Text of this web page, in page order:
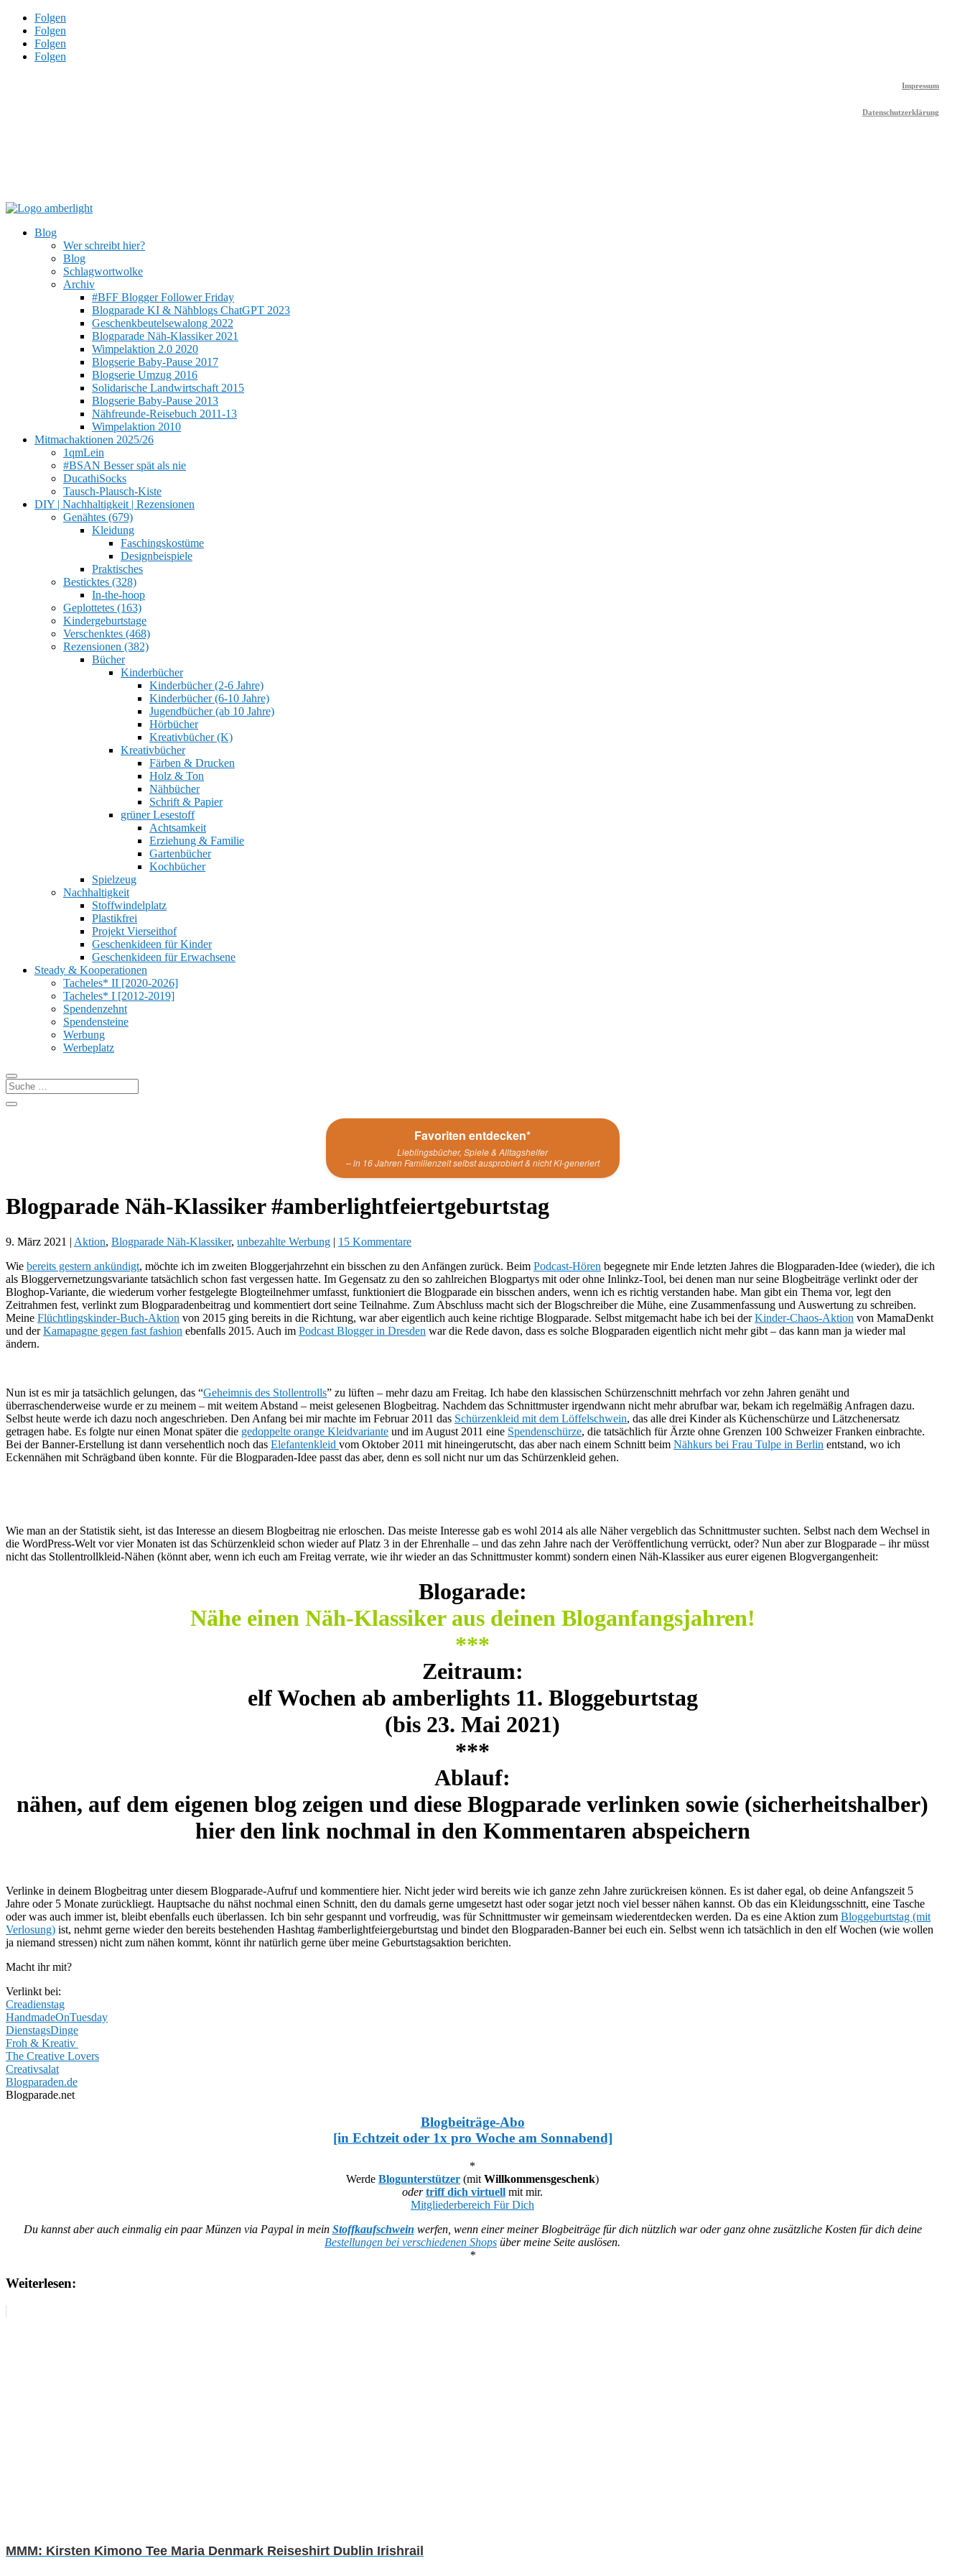
Folgen
Folgen
Folgen
Folgen
Impressum
Datenschutzerklärung
Blog
Wer schreibt hier?
Blog
Schlagwortwolke
Archiv
#BFF Blogger Follower Friday
Blogparade KI & Nähblogs ChatGPT 2023
Geschenkbeutelsewalong 2022
Blogparade Näh-Klassiker 2021
Wimpelaktion 2.0 2020
Blogserie Baby-Pause 2017
Blogserie Umzug 2016
Solidarische Landwirtschaft 2015
Blogserie Baby-Pause 2013
Nähfreunde-Reisebuch 2011-13
Wimpelaktion 2010
Mitmachaktionen 2025/26
1qmLein
#BSAN Besser spät als nie
DucathiSocks
Tausch-Plausch-Kiste
DIY | Nachhaltigkeit | Rezensionen
Genähtes (679)
Kleidung
Faschingskostüme
Designbeispiele
Praktisches
Besticktes (328)
In-the-hoop
Geplottetes (163)
Kindergeburtstage
Verschenktes (468)
Rezensionen (382)
Bücher
Kinderbücher
Kinderbücher (2-6 Jahre)
Kinderbücher (6-10 Jahre)
Jugendbücher (ab 10 Jahre)
Hörbücher
Kreativbücher (K)
Kreativbücher
Färben & Drucken
Holz & Ton
Nähbücher
Schrift & Papier
grüner Lesestoff
Achtsamkeit
Erziehung & Familie
Gartenbücher
Kochbücher
Spielzeug
Nachhaltigkeit
Stoffwindelplatz
Plastikfrei
Projekt Vierseithof
Geschenkideen für Kinder
Geschenkideen für Erwachsene
Steady & Kooperationen
Tacheles* II [2020-2026]
Tacheles* I [2012-2019]
Spendenzehnt
Spendensteine
Werbung
Werbeplatz
Favoriten entdecken*
Lieblingsbücher, Spiele & Alltagshelfer
– in 16 Jahren Familienzeit selbst ausprobiert & nicht KI-generiert
Blogparade Näh-Klassiker #amberlightfeiertgeburtstag
9. März 2021 | Aktion, Blogparade Näh-Klassiker, unbezahlte Werbung | 15 Kommentare
Wie bereits gestern ankündigt, möchte ich im zweiten Bloggerjahrzehnt ein bisschen zu den Anfängen zurück. Beim Podcast-Hören begegnete mir Ende letzten Jahres die Blogparaden-Idee (wieder), die ich
als Bloggervernetzungsvariante tatsächlich schon fast vergessen hatte. Im Gegensatz zu den so zahlreichen Blogpartys mit oder ohne Inlinkz-Tool, bei denen man nur seine Blogbeiträge verlinkt oder der
Bloghop-Variante, die wiederum vorher festgelegte Blogteilnehmer umfasst, funktioniert die Blogparade ein bisschen anders, wenn ich es richtig verstanden habe. Man gibt ein Thema vor, legt den
Zeitrahmen fest, verlinkt zum Blogparadenbeitrag und kommentiert dort seine Teilnahme. Zum Abschluss macht sich der Blogschreiber die Mühe, eine Zusammenfassung und Auswertung zu schreiben.
Meine Flüchtlingskinder-Buch-Aktion von 2015 ging bereits in die Richtung, war aber eigentlich auch keine richtige Blogparade. Selbst mitgemacht habe ich bei derKinder-Chaos-Aktion von MamaDenkt
und derKamapagne gegen fast fashion ebenfalls 2015. Auch im Podcast Blogger in Dresden war die Rede davon, dass es solche Blogparaden eigentlich nicht mehr gibt – das kann man ja wieder mal
ändern.
Nun ist es mir ja tatsächlich gelungen, das “Geheimnis des Stollentrolls” zu lüften – mehr dazu am Freitag. Ich habe den klassischen Schürzenschnitt mehrfach vor zehn Jahren genäht und
überraschenderweise wurde er zu meinem – mit weitem Abstand – meist gelesenen Blogbeitrag. Nachdem das Schnittmuster irgendwann nicht mehr abrufbar war, bekam ich regelmäßig Anfragen dazu.
Selbst heute werde ich dazu noch angeschrieben. Den Anfang bei mir machte im Februar 2011 das Schürzenkleid mit dem Löffelschwein, das alle drei Kinder als Küchenschürze und Lätzchenersatz
getragen habe. Es folgte nur einen Monat später die gedoppelte orange Kleidvariante und im August 2011 eine Spendenschürze, die tatsächlich für Ärzte ohne Grenzen 100 Schweizer Franken einbrachte.
Bei der Banner-Erstellung ist dann versehentlich noch das Elefantenkleid vom Oktober 2011 mit hineingerutscht, das aber nach einem Schnitt beim Nähkurs bei Frau Tulpe in Berlin entstand, wo ich
Eckennähen mit Schrägband üben konnte. Für die Blogparaden-Idee passt das aber, denn es soll nicht nur um das Schürzenkleid gehen.
Wie man an der Statistik sieht, ist das Interesse an diesem Blogbeitrag nie erloschen. Das meiste Interesse gab es wohl 2014 als alle Näher vergeblich das Schnittmuster suchten. Selbst nach dem Wechsel in
die WordPress-Welt vor vier Monaten ist das Schürzenkleid schon wieder auf Platz 3 in der Ehrenhalle – und das zehn Jahre nach der Veröffentlichung verrückt, oder? Nun aber zur Blogparade – ihr müsst
nicht das Stollentrollkleid-Nähen (könnt aber, wenn ich euch am Freitag verrate, wie ihr wieder an das Schnittmuster kommt) sondern einen Näh-Klassiker aus eurer eigenen Blogvergangenheit:
Blogarade:
Nähe einen Näh-Klassiker aus deinen Bloganfangsjahren!
***
Zeitraum:
elf Wochen ab amberlights 11. Bloggeburtstag
(bis 23. Mai 2021)
***
Ablauf:
nähen, auf dem eigenen blog zeigen und diese Blogparade verlinken sowie (sicherheitshalber)
hier den link nochmal in den Kommentaren abspeichern
Verlinke in deinem Blogbeitrag unter diesem Blogparade-Aufruf und kommentiere hier. Nicht jeder wird bereits wie ich ganze zehn Jahre zurückreisen können. Es ist daher egal, ob deine Anfangszeit 5
Jahre oder 5 Monate zurückliegt. Hauptsache du nähst nochmal einen Schnitt, den du damals gerne umgesetzt hast oder sogar jetzt noch viel besser nähen kannst. Ob das ein Kleidungsschnitt, eine Tasche
oder was auch immer ist, bleibt ebenfalls euch überlassen. Ich bin sehr gespannt und vorfreudig, was für Schnittmuster wir gemeinsam wiederentdecken werden. Da es eine Aktion zum Bloggeburtstag (mit
Verlosung) ist, nehmt gerne wieder den bereits bestehenden Hashtag #amberlightfeiergeburtstag und bindet den Blogparaden-Banner bei euch ein. Selbst wenn ich tatsächlich in den elf Wochen (wie wollen
ja niemand stressen) nicht zum nähen kommt, könnt ihr natürlich gerne über meine Geburtstagsaktion berichten.
Macht ihr mit?
Verlinkt bei:
Creadienstag
HandmadeOnTuesday
DienstagsDinge
Froh & Kreativ
The Creative Lovers
Creativsalat
Blogparaden.de
Blogparade.net
Blogbeiträge-Abo
[in Echtzeit oder 1x pro Woche am Sonnabend]
*
Werde Blogunterstützer (mit Willkommensgeschenk)
oder triff dich virtuell mit mir.
Mitgliederbereich Für Dich
Du kannst aber auch einmalig ein paar Münzen via Paypal in mein Stoffkaufschwein werfen, wenn einer meiner Blogbeiträge für dich nützlich war oder ganz ohne zusätzliche Kosten für dich deine
Bestellungen bei verschiedenen Shops über meine Seite auslösen.
*
Weiterlesen:
MMM: Kirsten Kimono Tee Maria Denmark Reiseshirt Dublin Irishrail